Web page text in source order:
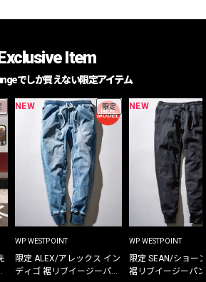
Item
でしか買えない限定アイテム
NEW 限定
WP WESTPOINT
限定 ALEX/アレックス イン
ディゴ 裾リブイージーパン
NEW
WP WESTPOINT
限定 SEAN/ショー
裾リブイージーパ